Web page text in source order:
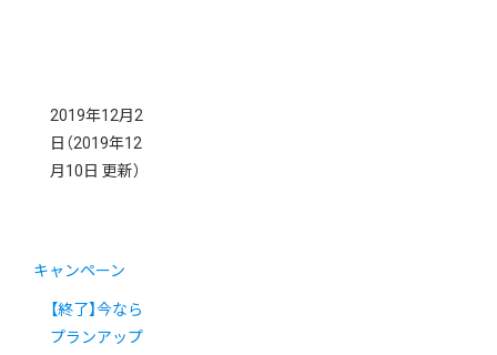
2019年12月2
日 （2019年12
月10日 更新）
キャンペーン
【終了】今なら
プランアップ